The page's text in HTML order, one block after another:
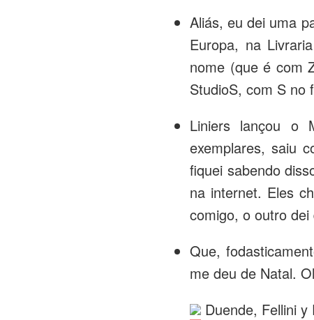
Aliás, eu dei uma
Europa, na
nome (que é com
StudioS, com S no
Liniers lançou o
exemplares, saiu
fiquei sabendo
na internet. Eles
comigo, o outro
Que,
me deu de Natal.
Duende, Fellini